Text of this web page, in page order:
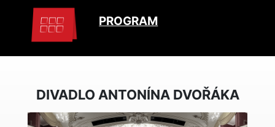
PROGRAM
DIVADLO ANTONÍNA DVOŘÁKA